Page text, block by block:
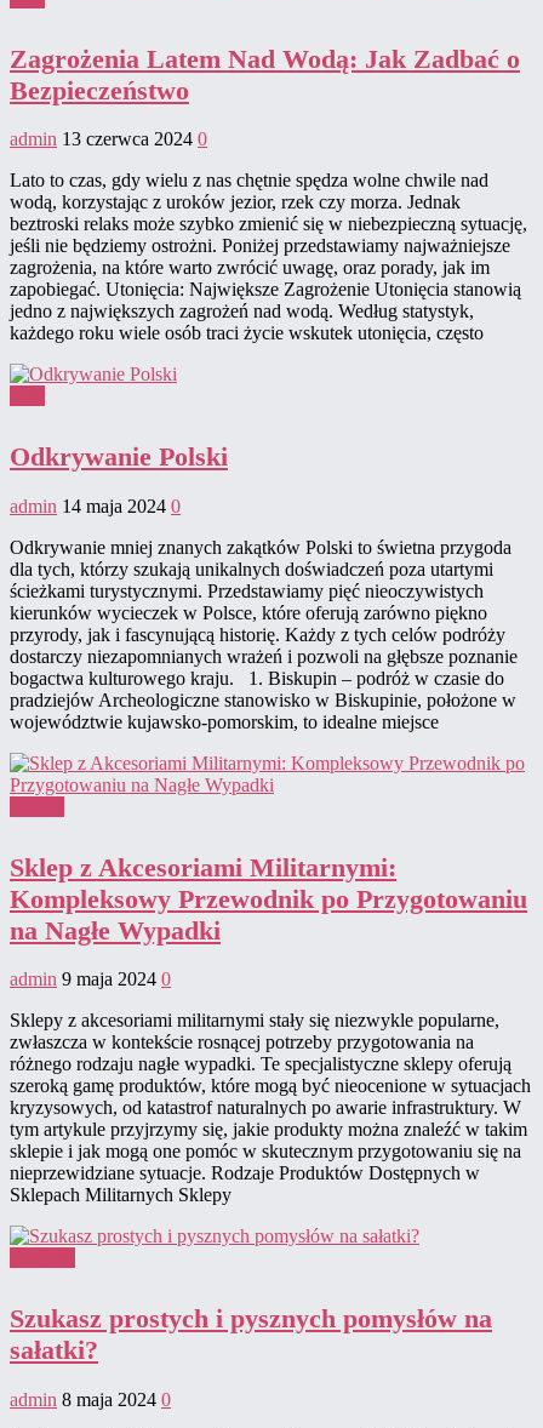
Zagrożenia Latem Nad Wodą: Jak Zadbać o
Bezpieczeństwo
admin 13 czerwca 2024 0
Lato to czas, gdy wielu z nas chętnie spędza wolne chwile nad
wodą, korzystając z uroków jezior, rzek czy morza. Jednak
beztroski relaks może szybko zmienić się w niebezpieczną sytuację,
jeśli nie będziemy ostrożni. Poniżej przedstawiamy najważniejsze
zagrożenia, na które warto zwrócić uwagę, oraz porady, jak im
zapobiegać. Utonięcia: Największe Zagrożenie Utonięcia stanowią
jedno z największych zagrożeń nad wodą. Według statystyk,
każdego roku wiele osób traci życie wskutek utonięcia, często
Odkrywanie Polski
admin 14 maja 2024 0
Odkrywanie mniej znanych zakątków Polski to świetna przygoda
dla tych, którzy szukają unikalnych doświadczeń poza utartymi
ścieżkami turystycznymi. Przedstawiamy pięć nieoczywistych
kierunków wycieczek w Polsce, które oferują zarówno piękno
przyrody, jak i fascynującą historię. Każdy z tych celów podróży
dostarczy niezapomnianych wrażeń i pozwoli na głębsze poznanie
bogactwa kulturowego kraju. 1. Biskupin – podróż w czasie do
pradziejów Archeologiczne stanowisko w Biskupinie, położone w
województwie kujawsko-pomorskim, to idealne miejsce
Sklep z Akcesoriami Militarnymi:
Kompleksowy Przewodnik po Przygotowaniu
na Nagłe Wypadki
admin 9 maja 2024 0
Sklepy z akcesoriami militarnymi stały się niezwykle popularne,
zwłaszcza w kontekście rosnącej potrzeby przygotowania na
różnego rodzaju nagłe wypadki. Te specjalistyczne sklepy oferują
szeroką gamę produktów, które mogą być nieocenione w sytuacjach
kryzysowych, od katastrof naturalnych po awarie infrastruktury. W
tym artykule przyjrzymy się, jakie produkty można znaleźć w takim
sklepie i jak mogą one pomóc w skutecznym przygotowaniu się na
nieprzewidziane sytuacje. Rodzaje Produktów Dostępnych w
Sklepach Militarnych Sklepy
Szukasz prostych i pysznych pomysłów na
sałatki?
admin 8 maja 2024 0